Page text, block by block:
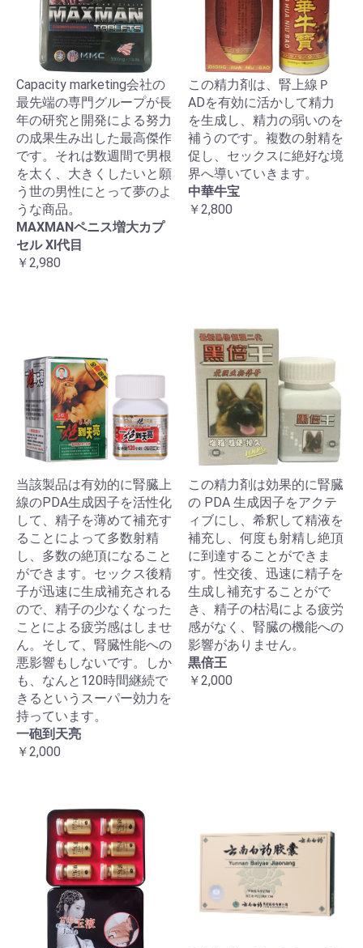
Capacity marketing会社の
最先端の専門グループが長
年の研究と開発による努力
の成果生み出した最高傑作
です。それは数週間で男根
を太く、大きくしたいと願
う世の男性にとって夢のよ
うな商品。
MAXMANペニス増大カプ
セル XI代目
￥2,980
この精力剤は、腎上線Ｐ
ADを有効に活かして精力
を生成し、精力の弱いのを
補うのです。複数の射精を
促し、セックスに絶好な境
界へ導いていきます。
中華牛宝
￥2,800
当該製品は有効的に腎臓上
線のPDA生成因子を活性化
して、精子を薄めて補充す
ることによって多数射精
し、多数の絶頂になること
ができます。セックス後精
子が迅速に生成補充される
ので、精子の少なくなった
ことによる疲労感はしませ
ん。そして、腎臓性能への
悪影響もしないです。しか
も、なんと120時間継続で
きるというスーパー効力を
持っています。
一砲到天亮
￥2,000
この精力剤は効果的に腎臓
の PDA 生成因子をアクテ
ィブにし、希釈して精液を
補充し、何度も射精し絶頂
に到達することができま
す。性交後、迅速に精子を
生成し補充することがで
き、精子の枯渇による疲労
感がなく、腎臓の機能への
影響がありません。
黒倍王
￥2,000